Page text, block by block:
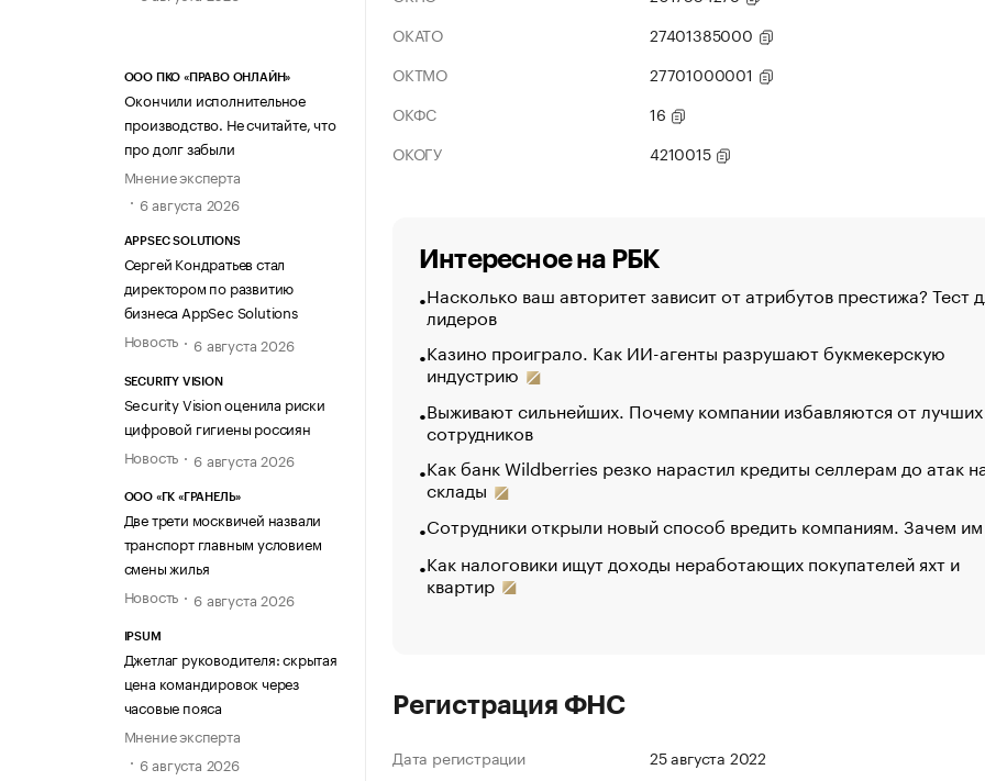
ООО ПКО «ПРАВО ОНЛАЙН»
Окончили исполнительное
производство. Не считайте, что
про долг забыли
Мнение эксперта
6 августа 2026
APPSEC SOLUTIONS
Сергей Кондратьев стал
директором по развитию
бизнеса AppSec Solutions
Новость
6 августа 2026
SECURITY VISION
Security Vision оценила риски
цифровой гигиены россиян
Новость
6 августа 2026
ООО «ГК «ГРАНЕЛЬ»
Две трети москвичей назвали
транспорт главным условием
смены жилья
Новость
6 августа 2026
IPSUM
Джетлаг руководителя: скрытая
цена командировок через
часовые пояса
Мнение эксперта
6 августа 2026
ОКАТО
27401385000
ОКТМО
27701000001
ОКФС
16
ОКОГУ
4210015
Интересное на РБК
Насколько ваш авторитет зависит от атрибутов престижа? Тест
лидеров
Казино проиграло. Как ИИ-агенты разрушают букмекерскую
индустрию
Выживают сильнейших. Почему компании избавляются от лучших
сотрудников
Как банк Wildberries резко нарастил кредиты селлерам до атак
склады
Сотрудники открыли новый способ вредить компаниям. Зачем
Как налоговики ищут доходы неработающих покупателей яхт и
квартир
Регистрация ФНС
Дата регистрации
25 августа 2022